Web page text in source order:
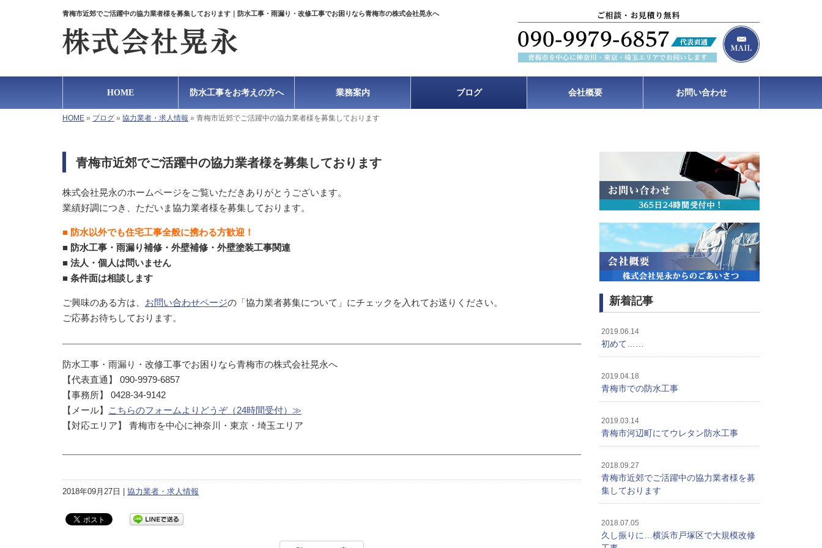
青梅市近郊でご活躍中の協力業者様を募集しております｜防水工事・雨漏り・改修工事でお困りなら青梅市の株式会社晃永へ
HOME 防水工事をお考えの方へ 業務案内 ブログ 会社概要 お問い合わせ
HOME » ブログ » 協力業者・求人情報 » 青梅市近郊でご活躍中の協力業者様を募集しております
青梅市近郊でご活躍中の協力業者様を募集しております
株式会社晃永のホームページをご覧いただきありがとうございます。
業績好調につき、ただいま協力業者様を募集しております。
■ 防水以外でも住宅工事全般に携わる方歓迎！
■ 防水工事・雨漏り補修・外壁補修・外壁塗装工事関連
■ 法人・個人は問いません
■ 条件面は相談します
ご興味のある方は、 お問い合わせページの「協力業者募集について」にチェックを入れてお送りください。
ご応募お待ちしております。
防水工事・雨漏り・改修工事でお困りなら青梅市の株式会社晃永へ
【代表直通】 090-9979-6857
【事務所】 0428-34-9142
【メール】
こちらのフォームよりどうぞ（24時間受付）≫
【対応エリア】 青梅市を中心に神奈川・東京・埼玉エリア
2018年09月27日 | 協力業者・求人情報
新着記事
2019.06.14
初めて……
2019.04.18
青梅市での防水工事
2019.03.14
青梅市河辺町にてウレタン防水工事
2018.09.27
青梅市近郊でご活躍中の協力業者様を募
集しております
2018.07.05
久し振りに…横浜市戸塚区で大規模改修